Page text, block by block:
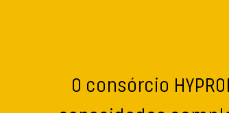
O consórcio